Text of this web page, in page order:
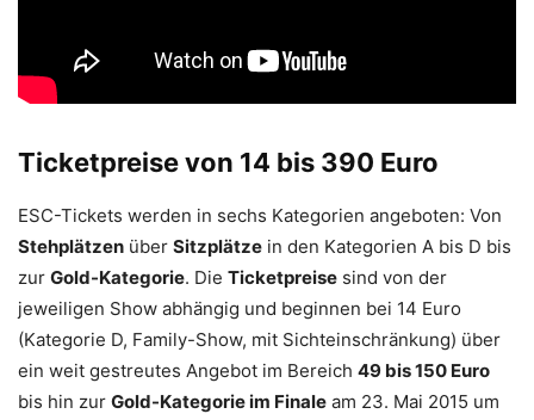
Ticketpreise von 14 bis 390 Euro
ESC-Tickets werden in sechs Kategorien angeboten: Von
Stehplätzen über Sitzplätze in den Kategorien A bis D bis
zur Gold-Kategorie. Die Ticketpreise sind von der
jeweiligen Show abhängig und beginnen bei 14 Euro
(Kategorie D, Family-Show, mit Sichteinschränkung) über
ein weit gestreutes Angebot im Bereich 49 bis 150 Euro
bis hin zur Gold-Kategorie im Finale am 23. Mai 2015 um